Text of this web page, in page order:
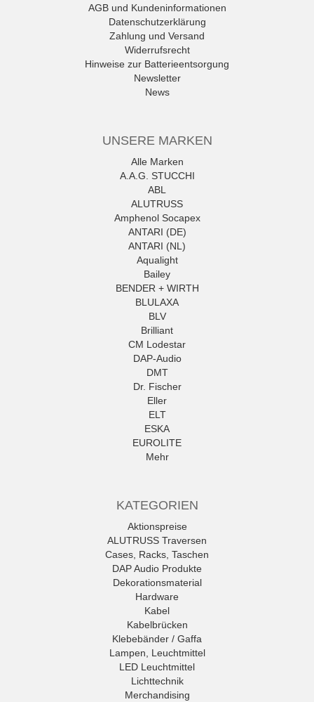
AGB und Kundeninformationen
Datenschutzerklärung
Zahlung und Versand
Widerrufsrecht
Hinweise zur Batterieentsorgung
Newsletter
News
UNSERE MARKEN
Alle Marken
A.A.G. STUCCHI
ABL
ALUTRUSS
Amphenol Socapex
ANTARI (DE)
ANTARI (NL)
Aqualight
Bailey
BENDER + WIRTH
BLULAXA
BLV
Brilliant
CM Lodestar
DAP-Audio
DMT
Dr. Fischer
Eller
ELT
ESKA
EUROLITE
Mehr
KATEGORIEN
Aktionspreise
ALUTRUSS Traversen
Cases, Racks, Taschen
DAP Audio Produkte
Dekorationsmaterial
Hardware
Kabel
Kabelbrücken
Klebebänder / Gaffa
Lampen, Leuchtmittel
LED Leuchtmittel
Lichttechnik
Merchandising